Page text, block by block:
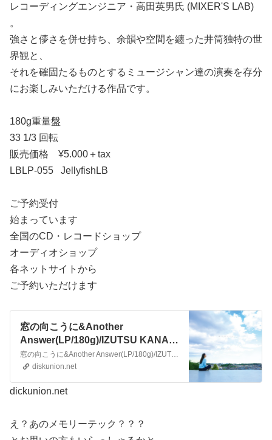
レコーディングエンジニア・高田英男氏 (MIXER'S LAB)
。
強さと儚さを併せ持ち、余韻や空間を纏った井筒独特の世
界観と、
それを確固たるものとするミュージシャン達の演奏を存分
にお楽しみいただける作品です。
180g重量盤
33 1/3 回転
販売価格 ¥5.000＋tax
LBLP-055 JellyfishLB
ご予約受付
始まっています
全国のCD・レコードショップ
オーディオショップ
各ネットサイトから
ご予約いただけます
窓の向こうに&Another
Answer(LP/180g)/IZUTSU KANAE/
井筒香奈江/海外でも話題を呼び高評
価を得た2タイトルから全9曲を収録
｜JAZZ｜ディスクユニオン･オンラ
インショップ｜diskunion.net
窓の向こうに&Another Answer(LP/180g)/IZUTSU KANAE/井筒香奈江/海外でも話題を呼び高評価を得た2タイトルから全9曲を収録/JAZZの商品詳細ページです。新品CDからレコード、紙ジャケ、中古のレア盤など各種を取り扱う、ディスクユニオン・オンラインショップです。
diskunion.net
dickunion.net
え？あのメモリーテック？？？